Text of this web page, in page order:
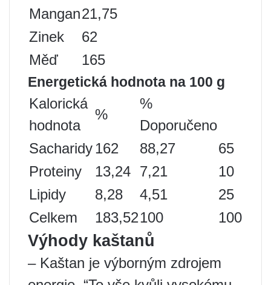
Mangan21,75
Zinek
62
Měď
165
Energetická hodnota na 100 g
Kalorická
hodnota
%
%
Doporučeno
Sacharidy162 88,27
65
Proteiny
13,24 7,21
10
Lipidy
8,28 4,51
25
Celkem
183,52100 100
Výhody kaštanů
– Kaštan je výborným zdrojem